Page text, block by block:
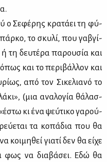
ο Σε­φέ­ρης κρα­τά­ει τη φύ­
το σκυ­λί, που γα­βγί­
ή τη δευ­τέ­ρα πα­ρου­σία και
και το πε­ρι­βάλ­λον και
από τον Σι­κε­λια­νό το
(μια ανα­λο­γία θά­λασ­
κι ένα ψεύ­τι­κο γα­ρού­
τα κο­πά­δια που θα
κοι­μη­θεί για­τί δεν θα εί­χε
φως να δια­βά­σει. Εδώ θα